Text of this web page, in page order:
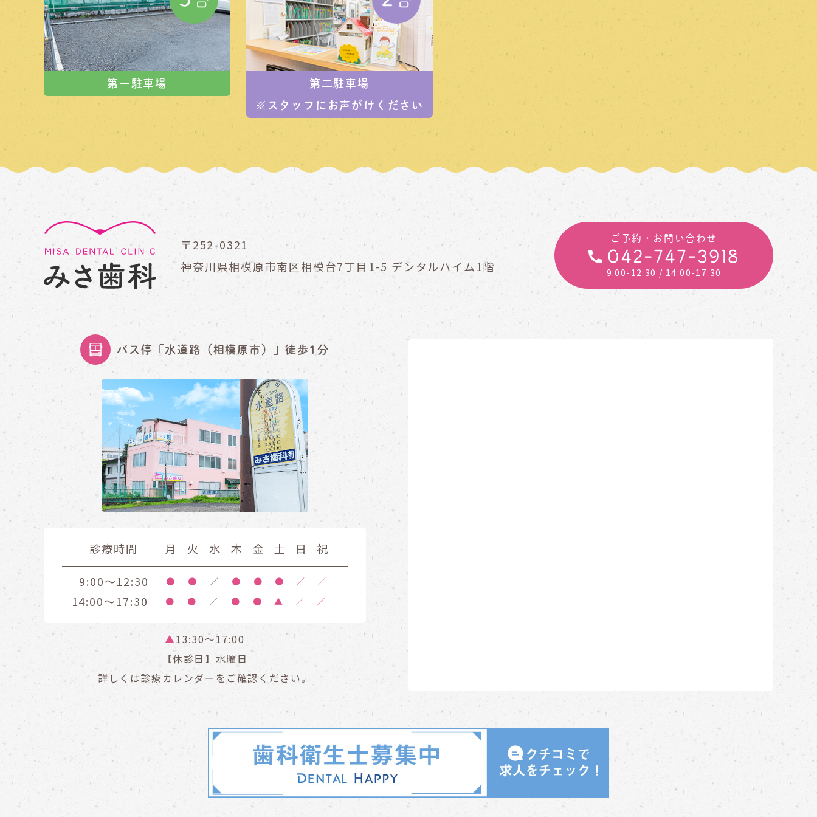
第一駐車場
第二駐車場
※スタッフにお声がけください
〒252-0321
神奈川県相模原市南区相模台7丁目1-5 デンタルハイム1階
ご予約・お問い合わせ
042-747-3918
9:00-12:30 / 14:00-17:30
バス停「水道路（相模原市）」徒歩1分
診療時間 月 火 水 木 金 土 日 祝
9:00～12:30 ● ● ／ ● ● ● ／ ／
14:00～17:30 ● ● ／ ● ● ▲ ／ ／
▲13:30〜17:00
【休診日】水曜日
詳しくは診療カレンダーをご確認ください。